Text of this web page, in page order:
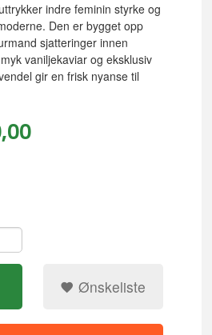
indre feminin styrke og
Den er bygget opp
sjatteringer innen
vaniljekaviar og eksklusiv
gir en frisk nyanse til
Ønskeliste